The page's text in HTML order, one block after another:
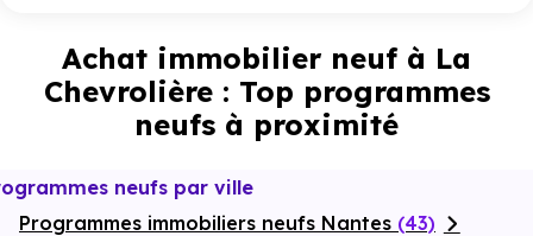
Achat immobilier neuf à La
Chevrolière : Top programmes
neufs à proximité
neufs par ville
Programmes immobiliers neufs Nantes (43)